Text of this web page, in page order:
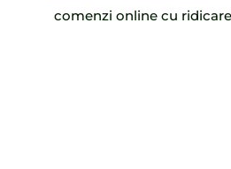
comenzi online cu